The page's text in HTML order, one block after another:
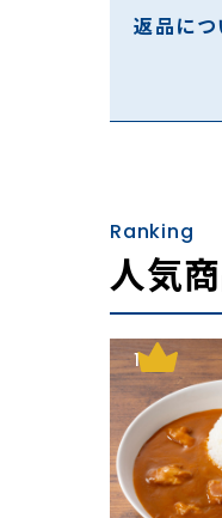
薄さ・強度
薄くする
した財布屋
返品につ
Ranking
人気
1